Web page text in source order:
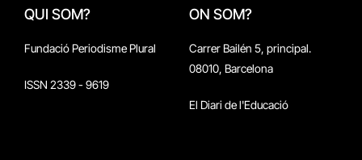
QUI SOM?
Fundació Periodisme Plural
ISSN 2339 - 9619
ON SOM?
Carrer Bailén 5, principal.
08010, Barcelona
El Diari de l'Educació